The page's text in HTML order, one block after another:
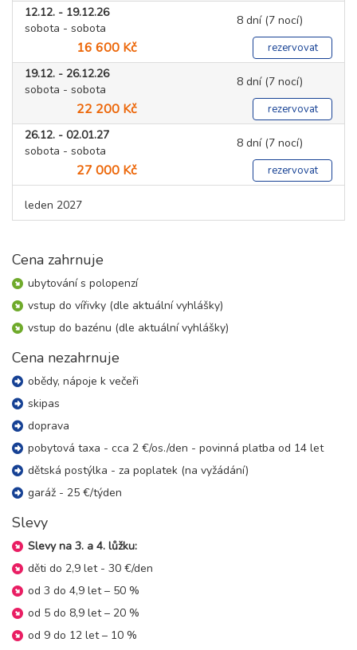
12.12. - 19.12.26
sobota - sobota
8 dní (7 nocí)
16 600 Kč rezervovat
19.12. - 26.12.26
sobota - sobota
8 dní (7 nocí)
22 200 Kč rezervovat
26.12. - 02.01.27
sobota - sobota
8 dní (7 nocí)
27 000 Kč rezervovat
leden 2027
sobota - sobota
19 400 Kč
09.01. - 16.01.27
sobota - sobota
17 300 Kč
16.01. - 23.01.27
sobota - sobota
23.01. - 30.01.27
sobota - sobota
17 300 Kč rezervovat
sobota - sobota
únor 2027
06.02. - 13.02.27
sobota - sobota
18 800 Kč
Cena zahrnuje
ubytování s polopenzí
vstup do vířivky (dle aktuální vyhlášky)
vstup do bazénu (dle aktuální vyhlášky)
Cena nezahrnuje
obědy, nápoje k večeři
skipas
doprava
pobytová taxa - cca 2 €/os./den - povinná platba od 14 let
dětská postýlka - za poplatek (na vyžádání)
garáž - 25 €/týden
Slevy
Slevy na 3. a 4. lůžku:
děti do 2,9 let - 30 €/den
od 3 do 4,9 let – 50 %
od 5 do 8,9 let – 20 %
od 9 do 12 let – 10 %